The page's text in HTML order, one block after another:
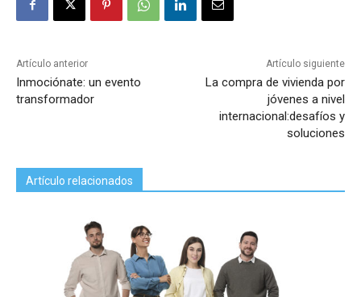
Artículo anterior
Inmociónate: un evento
transformador
Artículo siguiente
La compra de vivienda por
jóvenes a nivel
internacional:desafíos y
soluciones
Artículo relacionados